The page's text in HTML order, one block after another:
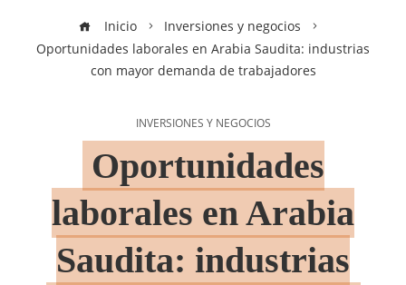
Inicio
Inversiones y negocios
Oportunidades laborales en Arabia Saudita: industrias
con mayor demanda de trabajadores
INVERSIONES Y NEGOCIOS
Oportunidades
laborales en Arabia
Saudita: industrias